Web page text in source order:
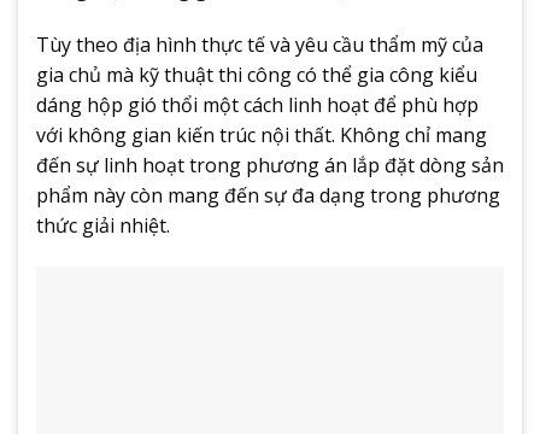
Tùy theo địa hình thực tế và yêu cầu thẩm mỹ của
gia chủ mà kỹ thuật thi công có thể gia công kiểu
dáng hộp gió thổi một cách linh hoạt để phù hợp
với không gian kiến trúc nội thất. Không chỉ mang
đến sự linh hoạt trong phương án lắp đặt dòng sản
phẩm này còn mang đến sự đa dạng trong phương
thức giải nhiệt.